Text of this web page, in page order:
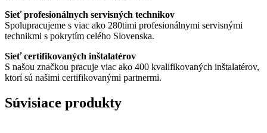
Sieť profesionálnych servisných technikov
Spolupracujeme s viac ako 280timi profesionálnymi servisnými
technikmi s pokrytím celého Slovenska.
Sieť certifikovaných inštalatérov
S našou značkou pracuje viac ako 400 kvalifikovaných inštalatérov,
ktorí sú našimi certifikovanými partnermi.
Súvisiace produkty